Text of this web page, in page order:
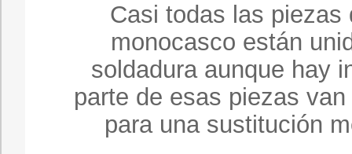
Casi todas las
monocasco están
soldadura aunque hay
parte de esas piezas
para una sustitución